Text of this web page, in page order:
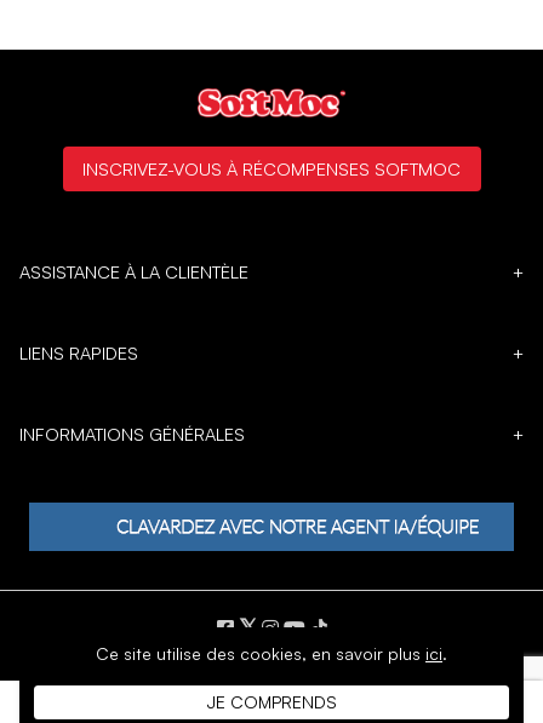
Ce site utilise des cookies, en savoir plus ici.
JE COMPRENDS
ASSISTANCE À LA CLIENTÈLE +
LIENS RAPIDES +
INFORMATIONS GÉNÉRALES +
INSCRIVEZ-VOUS À RÉCOMPENSES SOFTMOC
𝕏
DROIT D'AUTEUR © 1996 - 2026 SoftMoc Inc.
Commerce électronique par MWF Group. Tous droits réservés.